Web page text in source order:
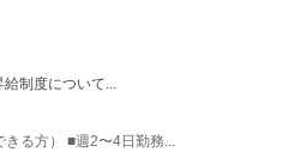
制度について...
る方） ■週2〜4日勤務...